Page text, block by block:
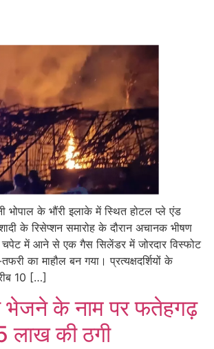
भोपाल के भौंरी इलाके में स्थित होटल प्ले एंड
शादी के रिसेप्शन समारोह के दौरान अचानक भीषण
में आने से एक गैस सिलेंडर में जोरदार विस्फोट
का माहौल बन गया। प्रत्यक्षदर्शियों के
10 […]
भेजने के नाम पर फतेहगढ़
की ठगी